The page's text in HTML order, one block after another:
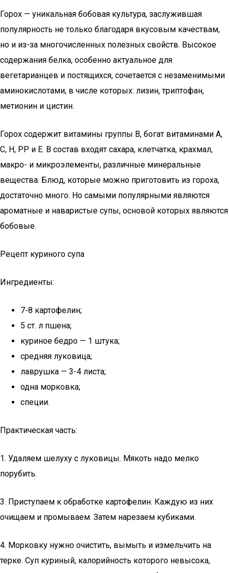
Горох — уникальная бобовая культура, заслужившая
популярность не только благодаря вкусовым качествам,
но и из-за многочисленных полезных свойств. Высокое
содержания белка, особенно актуальное для
вегетарианцев и постящихся, сочетается с незаменимыми
аминокислотами, в числе которых: лизин, триптофан,
метионин и цистин.
Горох содержит витамины группы В, богат витаминами А,
С, Н, РР и Е. В состав входят сахара, клетчатка, крахмал,
макро- и микроэлементы, различные минеральные
вещества. Блюд, которые можно приготовить из гороха,
достаточно много. Но самыми популярными являются
ароматные и наваристые супы, основой которых являются
бобовые.
Рецепт куриного супа
Ингредиенты:
7-8 картофелин;
5 ст. л пшена;
куриное бедро — 1 штука;
средняя луковица;
лаврушка — 3-4 листа;
одна морковка;
специи.
Практическая часть:
1. Удаляем шелуху с луковицы. Мякоть надо мелко
порубить.
3. Приступаем к обработке картофелин. Каждую из них
очищаем и промываем. Затем нарезаем кубиками.
4. Морковку нужно очистить, вымыть и измельчить на
терке. Суп куриный, калорийность которого невысока,